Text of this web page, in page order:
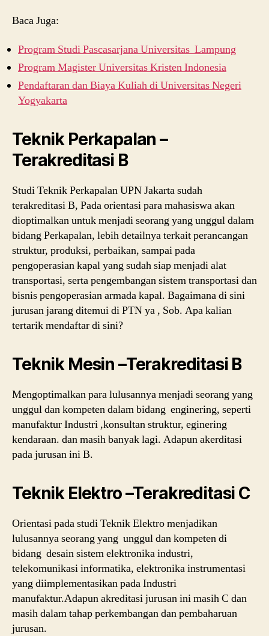
Baca Juga:
Program Studi Pascasarjana Universitas Lampung
Program Magister Universitas Kristen Indonesia
Pendaftaran dan Biaya Kuliah di Universitas Negeri
Yogyakarta
Teknik Perkapalan –
Terakreditasi B
Studi Teknik Perkapalan UPN Jakarta sudah
terakreditasi B, Pada orientasi para mahasiswa akan
dioptimalkan untuk menjadi seorang yang unggul dalam
bidang Perkapalan, lebih detailnya terkait perancangan
struktur, produksi, perbaikan, sampai pada
pengoperasian kapal yang sudah siap menjadi alat
transportasi, serta pengembangan sistem transportasi dan
bisnis pengoperasian armada kapal. Bagaimana di sini
jurusan jarang ditemui di PTN ya , Sob. Apa kalian
tertarik mendaftar di sini?
Teknik Mesin –Terakreditasi B
Mengoptimalkan para lulusannya menjadi seorang yang
unggul dan kompeten dalam bidang enginering, seperti
manufaktur Industri ,konsultan struktur, eginering
kendaraan. dan masih banyak lagi. Adapun akerditasi
pada jurusan ini B.
Teknik Elektro –Terakreditasi C
Orientasi pada studi Teknik Elektro menjadikan
lulusannya seorang yang unggul dan kompeten di
bidang desain sistem elektronika industri,
telekomunikasi informatika, elektronika instrumentasi
yang diimplementasikan pada Industri
manufaktur.Adapun akreditasi jurusan ini masih C dan
masih dalam tahap perkembangan dan pembaharuan
jurusan.